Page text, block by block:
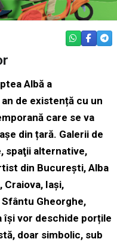
WHATSAPP
Albă a
de existență cu un
care se va
din țară. Galerii de
spaţii alternative,
din București, Alba
Craiova, Iaşi,
Gheorghe,
își vor deschide porțile
doar simbolic, sub